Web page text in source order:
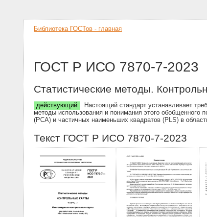
Библиотека ГОСТов - главная
ГОСТ Р ИСО 7870-7-2023
Статистические методы.
действующий
Настоящий стандарт устанавливает
методы использования и понимания этого обобщенного
(PCA) и частичных наименьших квадратов (PLS) в
Текст ГОСТ Р ИСО 7870-7-2023